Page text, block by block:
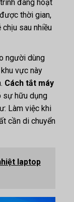
đang hoạt
thời gian,
sau nhiều
người dùng
vực này
Cách tắt máy
sự hữu dụng
Làm việc khi
cần di chuyển
laptop